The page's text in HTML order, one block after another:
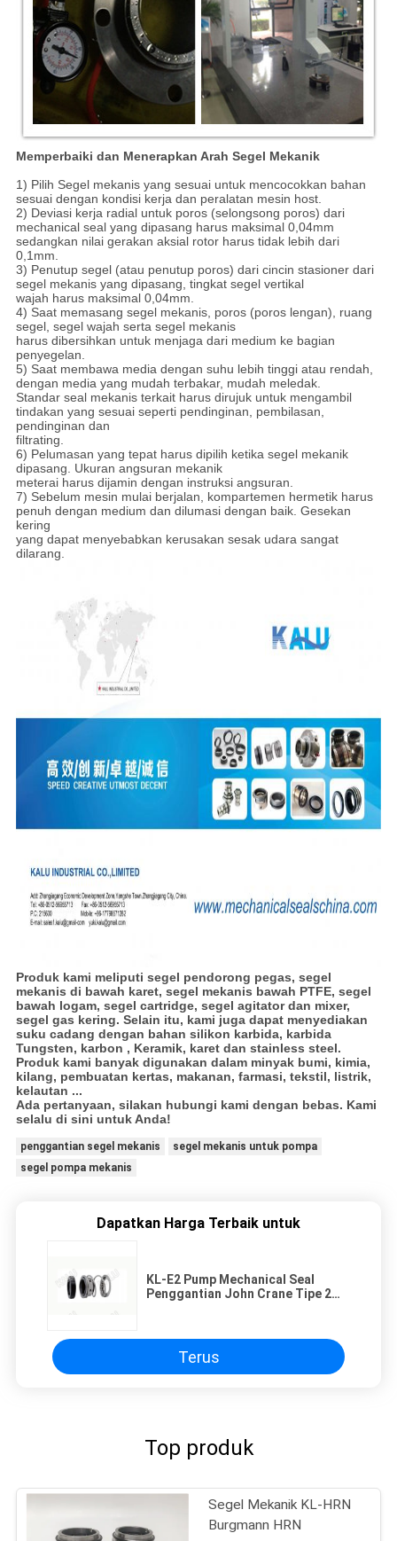
Memperbaiki dan Menerapkan Arah Segel Mekanik
1) Pilih Segel mekanis yang sesuai untuk mencocokkan bahan
sesuai dengan kondisi kerja dan peralatan mesin host.
2) Deviasi kerja radial untuk poros (selongsong poros) dari
mechanical seal yang dipasang harus maksimal 0,04mm
sedangkan nilai gerakan aksial rotor harus tidak lebih dari
0,1mm.
3) Penutup segel (atau penutup poros) dari cincin stasioner dari
segel mekanis yang dipasang, tingkat segel vertikal
wajah harus maksimal 0,04mm.
4) Saat memasang segel mekanis, poros (poros lengan), ruang
segel, segel wajah serta segel mekanis
harus dibersihkan untuk menjaga dari medium ke bagian
penyegelan.
5) Saat membawa media dengan suhu lebih tinggi atau rendah,
dengan media yang mudah terbakar, mudah meledak.
Standar seal mekanis terkait harus dirujuk untuk mengambil
tindakan yang sesuai seperti pendinginan, pembilasan,
pendinginan dan
filtrating.
6) Pelumasan yang tepat harus dipilih ketika segel mekanik
dipasang. Ukuran angsuran mekanik
meterai harus dijamin dengan instruksi angsuran.
7) Sebelum mesin mulai berjalan, kompartemen hermetik harus
penuh dengan medium dan dilumasi dengan baik. Gesekan
kering
yang dapat menyebabkan kerusakan sesak udara sangat
dilarang.
Produk kami meliputi segel pendorong pegas, segel
mekanis di bawah karet, segel mekanis bawah PTFE, segel
bawah logam, segel cartridge, segel agitator dan mixer,
segel gas kering. Selain itu, kami juga dapat menyediakan
suku cadang dengan bahan silikon karbida, karbida
Tungsten, karbon , Keramik, karet dan stainless steel.
Produk kami banyak digunakan dalam minyak bumi, kimia,
kilang, pembuatan kertas, makanan, farmasi, tekstil, listrik,
kelautan ...
Ada pertanyaan, silakan hubungi kami dengan bebas. Kami
selalu di sini untuk Anda!
penggantian segel mekanis
segel mekanis untuk pompa
segel pompa mekanis
Dapatkan Harga Terbaik untuk
KL-E2 Pump Mechanical Seal
Penggantian John Crane Tipe 2
Terus
Top produk
Segel Mekanik KL-HRN
Burgmann HRN